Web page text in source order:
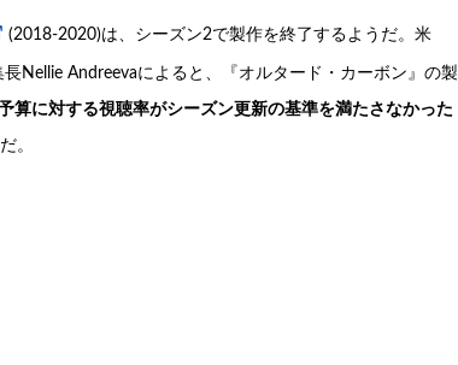
(2018-2020)は、シーズン2で製作を終了するようだ。米
Nellie Andreevaによると、『オルタード・カーボン』の製
算に対する視聴率がシーズン更新の基準を満たさなかった
。